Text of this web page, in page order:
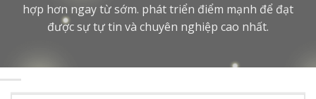
hợp hơn ngay từ sớm. phát triển điểm mạnh để đạt
được sự tự tin và chuyên nghiệp cao nhất.